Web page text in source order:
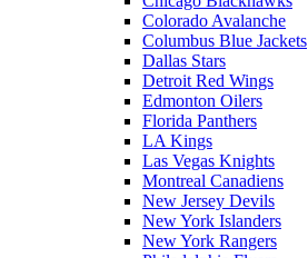
Colorado Avalanche
Columbus Blue Jackets
Dallas Stars
Detroit Red Wings
Edmonton Oilers
Florida Panthers
LA Kings
Las Vegas Knights
Montreal Canadiens
New Jersey Devils
New York Islanders
New York Rangers